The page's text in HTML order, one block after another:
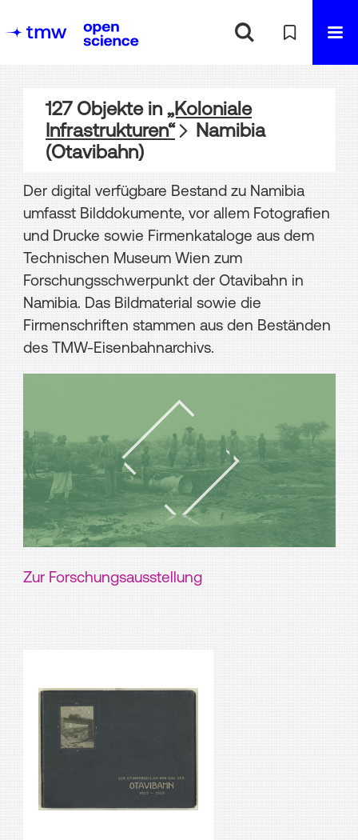
127Objektein„Koloniale
Infrastrukturen“
Namibia
(Otavibahn)
Der digital verfügbare Bestand zu Namibia
umfasst Bilddokumente, vor allem Fotografien
und Drucke sowie Firmenkataloge aus dem
Technischen Museum Wien zum
Forschungsschwerpunkt der Otavibahn in
Namibia. Das Bildmaterial sowie die
Firmenschriften stammen aus den Beständen
des TMW-Eisenbahnarchivs.
Zur Forschungsausstellung